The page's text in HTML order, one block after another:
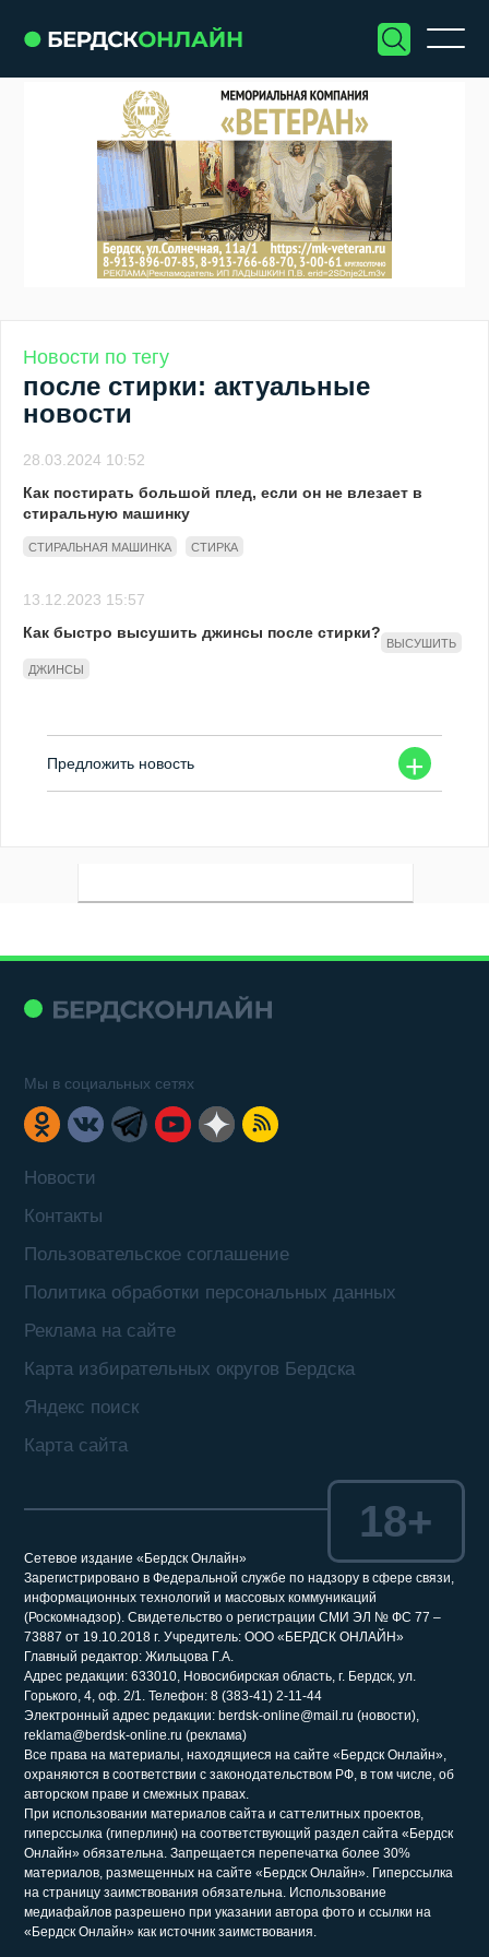
Новости по тегу
после стирки: актуальные
новости
28.03.2024 10:52
Как постирать большой плед, если он не влезает в
стиральную машинку
СТИРАЛЬНАЯ МАШИНКА СТИРКА
13.12.2023 15:57
Как быстро высушить джинсы после стирки?
ВЫСУШИТЬ
ДЖИНСЫ
+
Предложить новость
Новости
Контакты
Пользовательское соглашение
Политика обработки персональных данных
Реклама на сайте
Карта избирательных округов Бердска
Яндекс поиск
Карта сайта
Мы в социальных сетях
Сетевое издание «Бердск Онлайн»
Зарегистрировано в Федеральной службе по надзору в сфере связи,
информационных технологий и массовых коммуникаций
(Роскомнадзор). Свидетельство о регистрации СМИ ЭЛ № ФС 77 –
73887 от 19.10.2018 г. Учредитель: ООО «БЕРДСК ОНЛАЙН»
Главный редактор: Жильцова Г.А.
Адрес редакции: 633010, Новосибирская область, г. Бердск, ул.
Горького, 4, оф. 2/1. Телефон: 8 (383-41) 2-11-44
Электронный адрес редакции: berdsk-online@mail.ru (новости),
reklama@berdsk-online.ru (реклама)
Все права на материалы, находящиеся на сайте «Бердск Онлайн»,
охраняются в соответствии с законодательством РФ, в том числе, об
авторском праве и смежных правах.
При использовании материалов сайта и саттелитных проектов,
гиперссылка (гиперлинк) на соответствующий раздел сайта «Бердск
Онлайн» обязательна. Запрещается перепечатка более 30%
материалов, размещенных на сайте «Бердск Онлайн». Гиперссылка
на страницу заимствования обязательна. Использование
медиафайлов разрешено при указании автора фото и ссылки на
«Бердск Онлайн» как источник заимствования.
18+